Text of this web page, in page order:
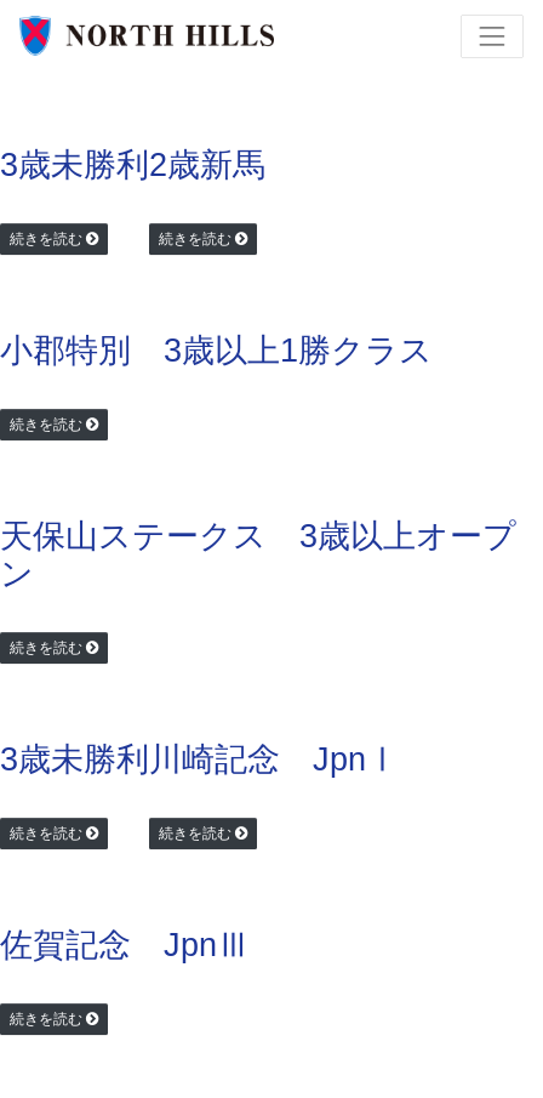
3歳未勝利
続きを読む
2歳新馬
続きを読む
小郡特別 3歳以上1勝クラス
続きを読む
天保山ステークス 3歳以上オープ
ン
続きを読む
3歳未勝利
続きを読む
川崎記念 JpnⅠ
続きを読む
佐賀記念 JpnⅢ
続きを読む